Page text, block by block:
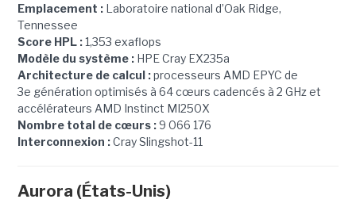
Emplacement :Laboratoire national d’Oak Ridge,
Tennessee
Score HPL :1,353 exaflops
Modèle du système :HPE Cray EX235a
Architecture de calcul :processeurs AMD EPYC de
3e génération optimisés à 64 cœurs cadencés à 2 GHz et
accélérateurs AMD Instinct MI250X
Nombre total de cœurs :9 066 176
Interconnexion :Cray Slingshot-11
Aurora (États-Unis)